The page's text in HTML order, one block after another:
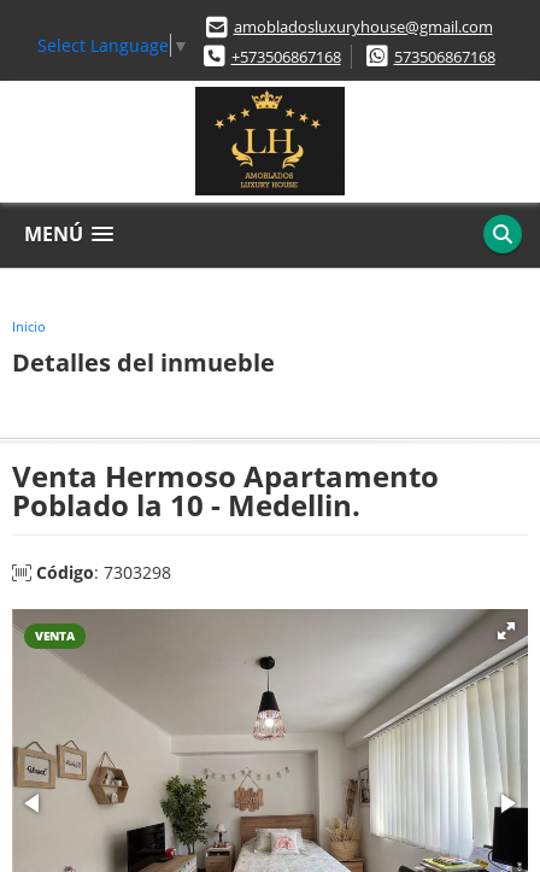
Select Language ▼
amobladosluxuryhouse@gmail.com
+573506867168
573506867168
MENÚ
Inicio
Detalles del inmueble
Venta Hermoso Apartamento
Poblado la 10 - Medellin.
Código: 7303298
VENTA